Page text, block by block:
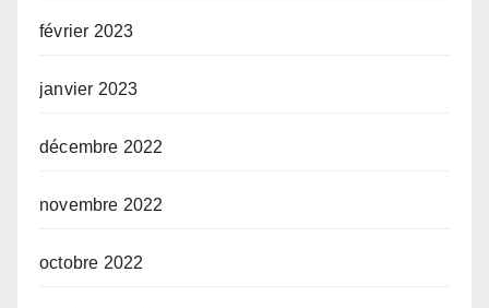
février 2023
janvier 2023
décembre 2022
novembre 2022
octobre 2022